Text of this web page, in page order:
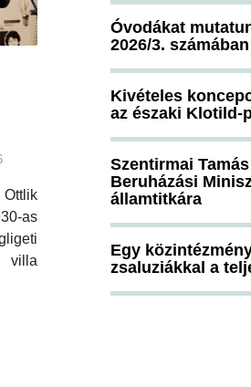
as
Óvodákat
2026/3. számában
Kivételes
az északi Klotild-
Szentirmai
Beruházási
államtitkára
Egy
zsaluziákkal a